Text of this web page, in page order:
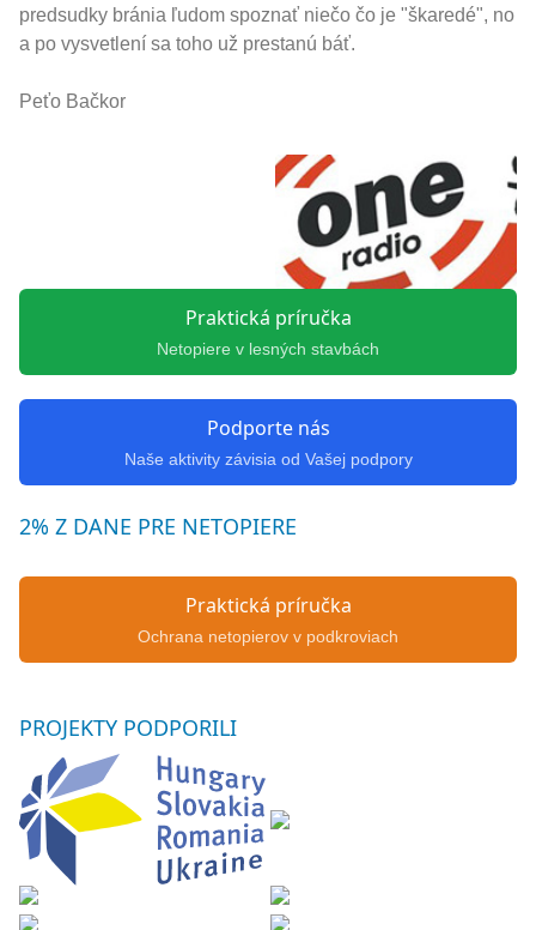
predsudky bránia ľudom spoznať niečo čo je "škaredé", no
a po vysvetlení sa toho už prestanú báť.
Peťo Bačkor
Praktická príručka
Netopiere v lesných stavbách
Podporte nás
Naše aktivity závisia od Vašej podpory
2% Z DANE PRE NETOPIERE
Praktická príručka
Ochrana netopierov v podkroviach
PROJEKTY PODPORILI